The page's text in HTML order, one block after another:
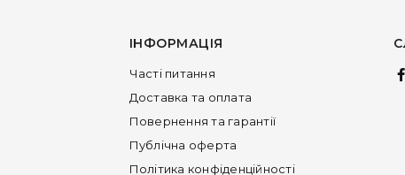
ІНФОРМАЦІЯ
Часті питання
Доставка та оплата
Повернення та гарантії
Публічна оферта
Політика конфіденційності